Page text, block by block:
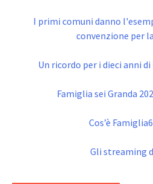
I primi comuni danno
convenzione per
Un ricordo per i dieci anni
Famiglia sei Granda
Cos’è
Gli streaming